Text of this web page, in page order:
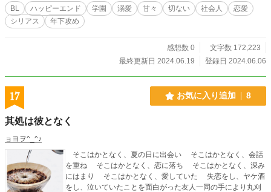
BL ハッピーエンド 学園 溺愛 甘々 切ない 社会人
恋愛
シリアス
年下攻め
感想数 0
文字数 172,223
最終更新日 2024.06.19
登録日 2024.06.06
17 お気に入り追加 8
其処は彼となく
ョヨヲ^_^♪
そこはかとなく、夏の日に出会い そこはかとなく、会話
を重ね そこはかとなく、恋に落ち そこはかとなく、深み
にはまり そこはかとなく、愛していた 失恋をし、ヤケ酒
をし、泣いていたことを面白がった友人一同の手により丸刈